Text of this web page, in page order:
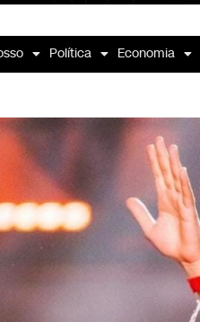
Política Economia